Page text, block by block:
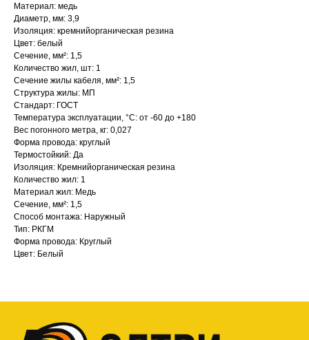
Материал: медь
Диаметр, мм: 3,9
Изоляция: кремнийорганическая резина
Цвет: белый
Сечение, мм²: 1,5
Количество жил, шт: 1
Сечение жилы кабеля, мм²: 1,5
Структура жилы: МП
Стандарт: ГОСТ
Температура эксплуатации, °С: от -60 до +180
Вес погонного метра, кг: 0,027
Форма провода: круглый
Термостойкий: Да
Изоляция: Кремнийорганическая резина
Количество жил: 1
Материал жил: Медь
Сечение, мм²: 1,5
Способ монтажа: Наружный
Тип: РКГМ
Форма провода: Круглый
Цвет: Белый